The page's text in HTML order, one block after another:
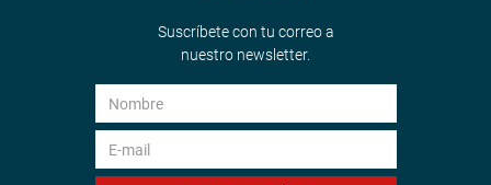
Suscríbete con tu correo a
nuestro newsletter.